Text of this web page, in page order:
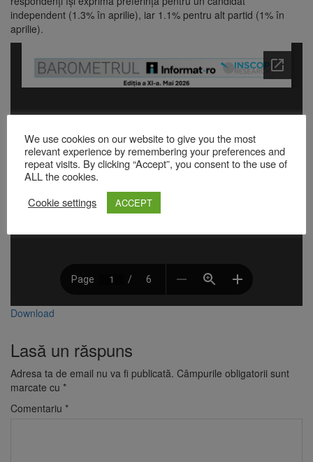
independent (1.3% în aprilie), iar 1.1% pentru alt partid (1% în
aprilie).
Download
Lasă un răspuns
Adresa ta de email nu va fi publicată. Câmpurile obligatorii sunt
marcate cu *
Comentariu *
We use cookies on our website to give you the most
relevant experience by remembering your preferences and
repeat visits. By clicking “Accept”, you consent to the use of
ALL the cookies.
Cookie settings
ACCEPT